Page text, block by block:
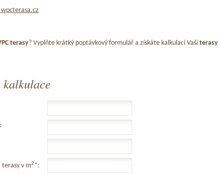
terasy? Vyplňte krátký poptávkový formulář a získáte kalkulaci Vaší terasy
kalkulace
terasy v m2*: